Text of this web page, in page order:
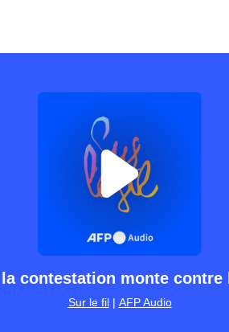
la contestation monte
Sur le fil | AFP Audio